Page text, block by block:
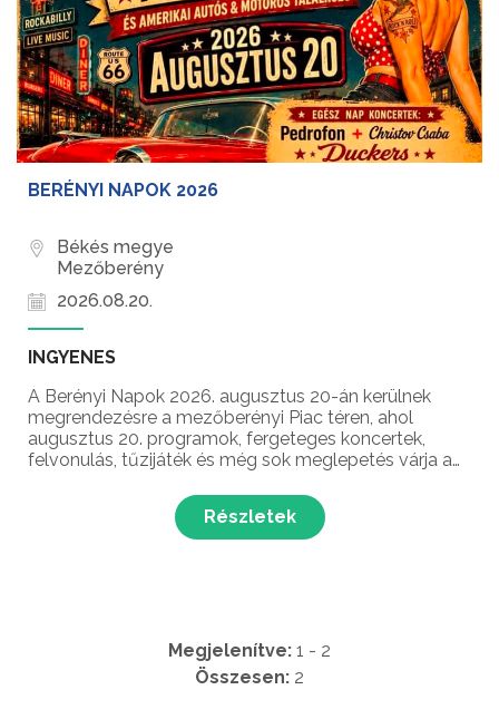
BERÉNYI NAPOK 2026
Békés megye
Mezőberény
2026.08.20.
INGYENES
A Berényi Napok 2026. augusztus 20-án kerülnek
megrendezésre a mezőberényi Piac téren, ahol
augusztus 20. programok, fergeteges koncertek,
felvonulás, tűzijáték és még sok meglepetés várja a
Részletek
Megjelenítve: 1 - 2
Összesen: 2